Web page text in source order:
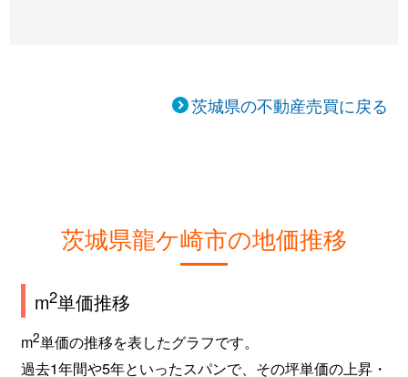
茨城県の不動産売買に戻る
茨城県龍ケ崎市の地価推移
m2単価推移
m2単価の推移を表したグラフです。
過去1年間や5年といったスパンで、その坪単価の上昇・